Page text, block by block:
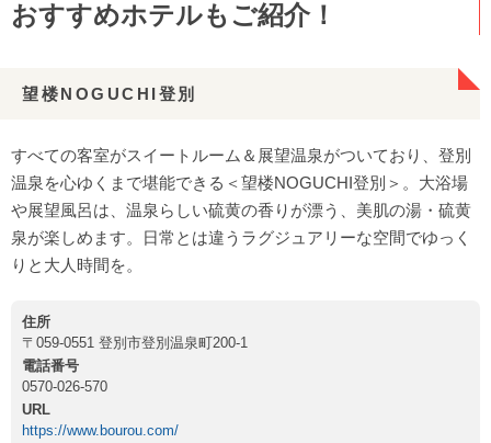
おすすめホテルもご紹介！
望楼NOGUCHI登別
すべての客室がスイートルーム＆展望温泉がついており、登別
温泉を心ゆくまで堪能できる＜望楼NOGUCHI登別＞。大浴場
や展望風呂は、温泉らしい硫黄の香りが漂う、美肌の湯・硫黄
泉が楽しめます。日常とは違うラグジュアリーな空間でゆっく
りと大人時間を。
住所
〒059-0551 登別市登別温泉町200-1
電話番号
0570-026-570
URL
https://www.bourou.com/